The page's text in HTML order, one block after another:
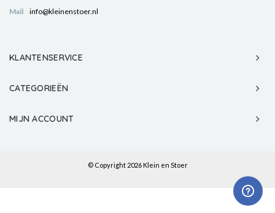
Mail info@kleinenstoer.nl
KLANTENSERVICE
CATEGORIEËN
MIJN ACCOUNT
© Copyright 2026 Klein en Stoer